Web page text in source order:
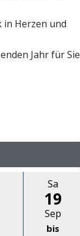
in Herzen und
Jahr für Sie
Sa
19
Sep
bis